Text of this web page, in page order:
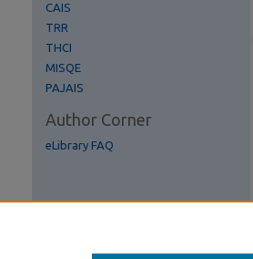
CAIS
TRR
THCI
MISQE
PAJAIS
Author Corner
eLibrary FAQ